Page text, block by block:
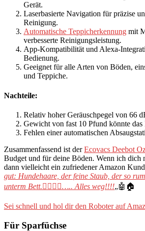
Gerät.
Laserbasierte Navigation für präzise
Reinigung.
Automatische Teppicherkennung mit
verbesserte Reinigungsleistung.
App-Kompatibilität und Alexa-
Bedienung.
Geeignet für alle Arten von Böden,
und Teppiche.
Nachteile:
Relativ hoher Geräuschpegel von 66
Gewicht von fast 10 Pfund könnte
Fehlen einer automatischen
Zusammenfassend ist derEcovacs Deebot
Budget und für deine Böden. Wenn ich dich
dann vielleicht ein zufriedener Amazon
gut: Hundehaare, der feine Staub, der so
unterm Bett.👍🏻👍🏻….. Alles weg!!!!„🤖🏠
Sei schnell und hol dir den Roboter auf
Für Sparfüchse